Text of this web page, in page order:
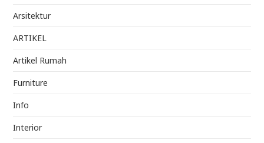
Arsitektur
ARTIKEL
Artikel Rumah
Furniture
Info
Interior